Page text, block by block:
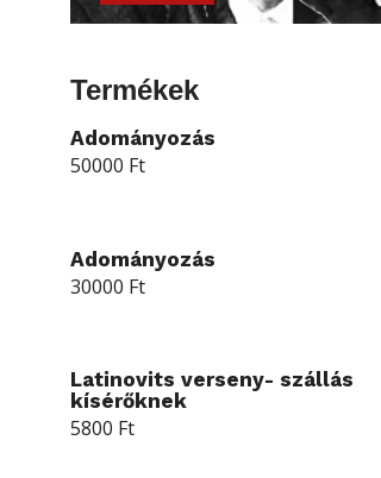
Termékek
Adományozás
50000 Ft
Adományozás
30000 Ft
Latinovits verseny- szállás
kísérőknek
5800 Ft